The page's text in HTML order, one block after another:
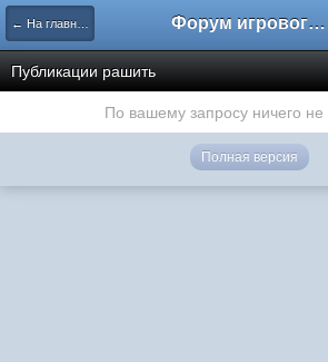
← На главную Форум игрового проекта Riverrise
Публикации рашить
По вашему запросу ничего не
Полная версия